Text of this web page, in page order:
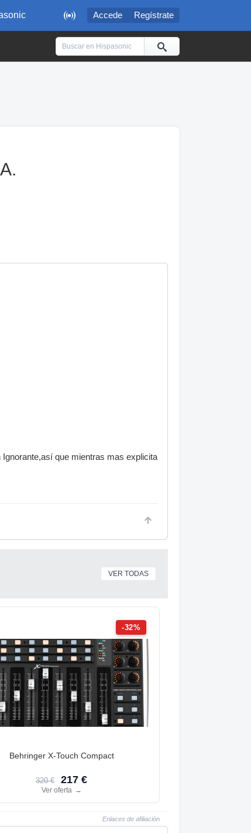
 Accede Regístrate
que mientras mas explicita
VER TODAS
-32%
Behringer X-Touch Compact
320 € 217 €
Ver oferta →
Enlaces de afiliación